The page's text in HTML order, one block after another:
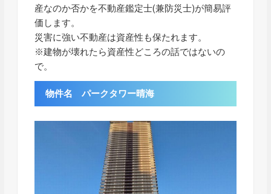
産なのか否かを不動産鑑定士(兼防災士)が簡易評
価します。
災害に強い不動産は資産性も保たれます。
※建物が壊れたら資産性どころの話ではないの
で。
物件名 パークタワー晴海